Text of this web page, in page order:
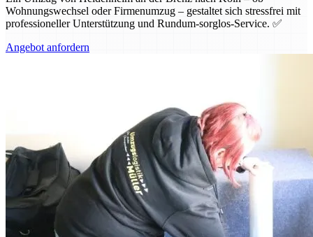
Wohnungswechsel oder Firmenumzug – gestaltet sich stressfrei mit
professioneller Unterstützung und Rundum-sorglos-Service. ✅
Angebot anfordern